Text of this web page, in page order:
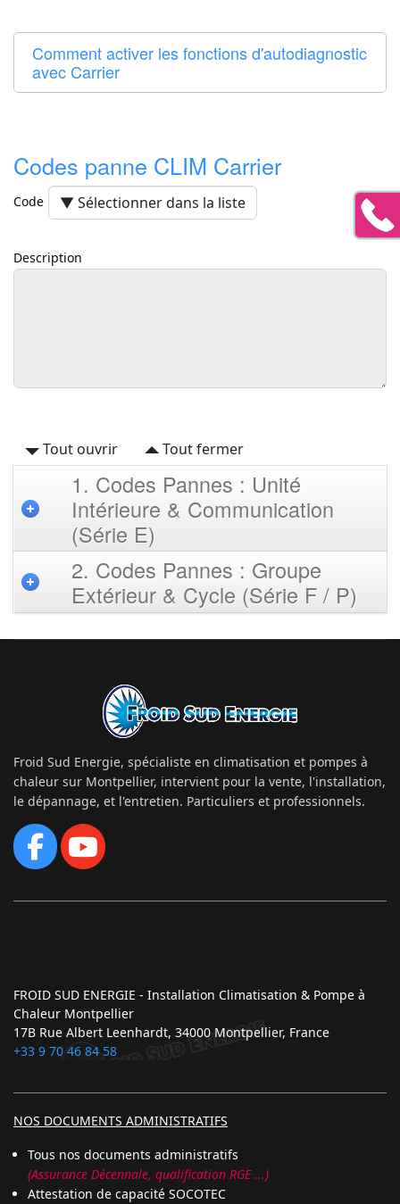
Comment activer les fonctions d'autodiagnostic
avec Carrier
Codes panne CLIM Carrier
Code
Description
Tout ouvrir Tout fermer
1. Codes Pannes : Unité
Intérieure & Communication
(Série E)
2. Codes Pannes : Groupe
Extérieur & Cycle (Série F / P)
Froid Sud Energie, spécialiste en climatisation et pompes à
chaleur sur Montpellier, intervient pour la vente, l'installation,
le dépannage, et l'entretien. Particuliers et professionnels.
FROID SUD ENERGIE - Installation Climatisation & Pompe à
Chaleur Montpellier
17B Rue Albert Leenhardt, 34000 Montpellier, France
+33 9 70 46 84 58
NOS DOCUMENTS ADMINISTRATIFS
Tous nos documents administratifs
(Assurance Décennale, qualification RGE ...)
Attestation de capacité SOCOTEC